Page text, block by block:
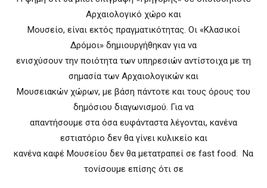
Αρχαιολογικό χώρο και
Μουσείο, είναι εκτός πραγματικότητας. Οι «Κλασικοί
Δρόμοι» δημιουργήθηκαν για να
ενισχύσουν την ποιότητα των υπηρεσιών αντίστοιχα με τη
σημασία των Αρχαιολογικών και
Μουσειακών χώρων, με βάση πάντοτε και τους όρους του
δημόσιου διαγωνισμού. Για να
απαντήσουμε στα όσα ευφάνταστα λέγονται, κανένα
εστιατόριο δεν θα γίνει κυλικείο και
κανένα καφέ Μουσείου δεν θα μετατραπεί σε fast food. Να
τονίσουμε επίσης ότι σε